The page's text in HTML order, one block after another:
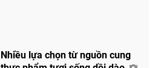
Nhiều lựa chọn từ nguồn cung